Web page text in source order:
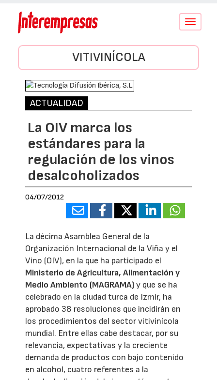
Conmutar
VITIVINÍCOLA
ACTUALIDAD
La OIV marca los
estándares para la
regulación de los vinos
desalcoholizados
04/07/2012
La décima Asamblea General de la
Organización Internacional de la Viña y el
Vino (OIV), en la que ha participado el
Ministerio de Agricultura, Alimentación y
Medio Ambiento (MAGRAMA)y que se ha
celebrado en la ciudad turca de Izmir, ha
aprobado 38 resoluciones que incidirán en
los procedimientos del sector vitivinícola
mundial. Entre ellas cabe destacar, por su
relevancia, expectativas y la creciente
demanda de productos con bajo contenido
en alcohol, cuatro referentes a la